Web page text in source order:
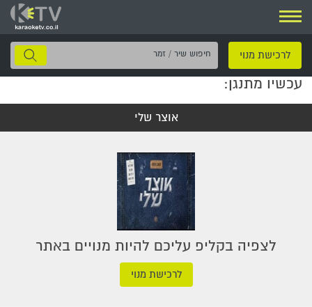
ניווט
לרכישת מנוי
חיפוש
שיר
עכשיו מתנגן:
אוצר שלי
לצפיה בקליפ עליכם להיות מנויים באתר
לרכישת מנוי